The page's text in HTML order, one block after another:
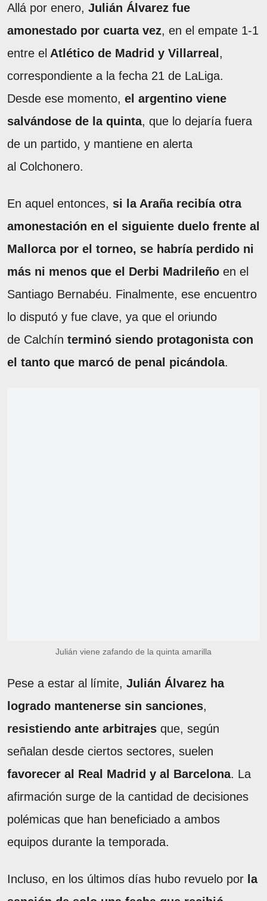
Allá por enero, Julián Álvarez fue
amonestado por cuarta vez, en el empate 1-1
entre el Atlético de Madrid y Villarreal ,
correspondiente a la fecha 21 de LaLiga.
Desde ese momento, el argentino viene
salvándose de la quinta, que lo dejaría fuera
de un partido, y mantiene en alerta
al Colchonero.
En aquel entonces, si la Araña recibía otra
amonestación en el siguiente duelo frente al
Mallorca por el torneo, se habría perdido ni
más ni menos que el Derbi Madrileño en el
Santiago Bernabéu. Finalmente, ese encuentro
lo disputó y fue clave, ya que el oriundo
de Calchín terminó siendo protagonista con
el tanto que marcó de penal picándola.
Julián viene zafando de la quinta amarilla
Pese a estar al límite, Julián Álvarez ha
logrado mantenerse sin sanciones,
resistiendo ante arbitrajes que, según
señalan desde ciertos sectores, suelen
favorecer al Real Madrid y al Barcelona. La
afirmación surge de la cantidad de decisiones
polémicas que han beneficiado a ambos
equipos durante la temporada.
Incluso, en los últimos días hubo revuelo por la